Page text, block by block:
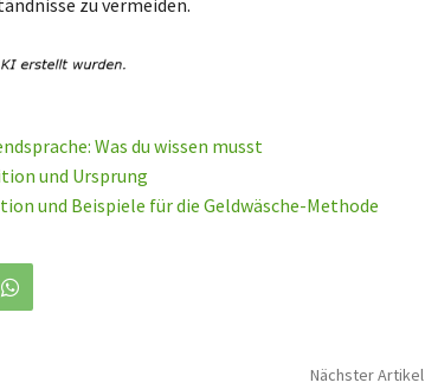
Was du wissen musst
und Ursprung
und Beispiele für die Geldwäsche-Methode
Nächster Artikel